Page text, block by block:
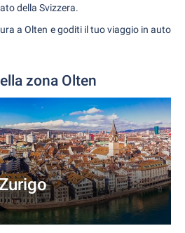
della Svizzera.
a Olten e goditi il tuo viaggio in auto
zona Olten